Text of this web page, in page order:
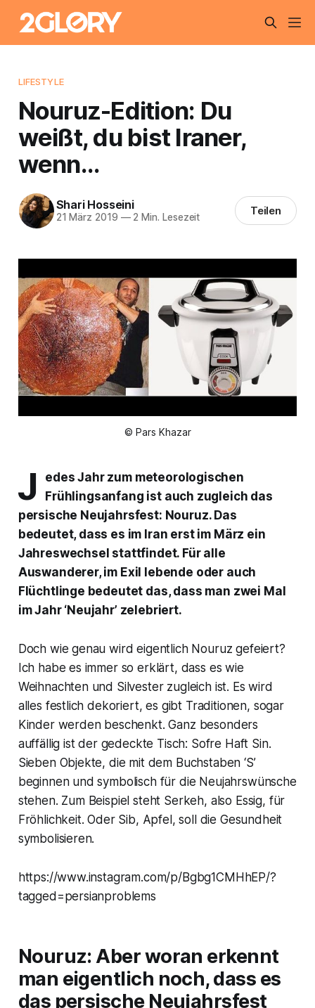
LIFESTYLE
Nouruz-Edition: Du
weißt, du bist Iraner,
wenn…
Shari Hosseini
21 März 2019 —2 Min. Lesezeit Teilen
© Pars Khazar
J
edes Jahr zum meteorologischen
Frühlingsanfang ist auch zugleich das
persische Neujahrsfest: Nouruz. Das
bedeutet, dass es im Iran erst im März ein
Jahreswechsel stattfindet. Für alle
Auswanderer, im Exil lebende oder auch
Flüchtlinge bedeutet das, dass man zwei Mal
im Jahr ‘Neujahr’ zelebriert.
Doch wie genau wird eigentlich Nouruz gefeiert?
Ich habe es immer so erklärt, dass es wie
Weihnachten und Silvester zugleich ist. Es wird
alles festlich dekoriert, es gibt Traditionen, sogar
Kinder werden beschenkt. Ganz besonders
auffällig ist der gedeckte Tisch: Sofre Haft Sin.
Sieben Objekte, die mit dem Buchstaben ‘S’
beginnen und symbolisch für die Neujahrswünsche
stehen. Zum Beispiel steht Serkeh, also Essig, für
Fröhlichkeit. Oder Sib, Apfel, soll die Gesundheit
symbolisieren.
https://www.instagram.com/p/Bgbg1CMHhEP/?
tagged=persianproblems
Nouruz: Aber woran erkennt
man eigentlich noch, dass es
das persische Neujahrsfest